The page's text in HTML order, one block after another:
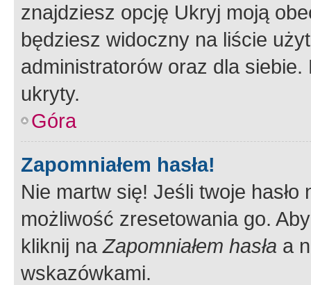
znajdziesz opcję Ukryj moją
będziesz widoczny na liście
administratorów oraz dla
ukryty.
Góra
Zapomniałem hasła!
Nie martw się! Jeśli twoje
możliwość zresetowania go.
kliknij naZapomniałem hasła a
wskazówkami.